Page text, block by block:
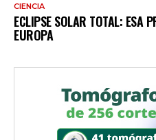
CIENCIA
ECLIPSE SOLAR TOTAL: ESA
EUROPA